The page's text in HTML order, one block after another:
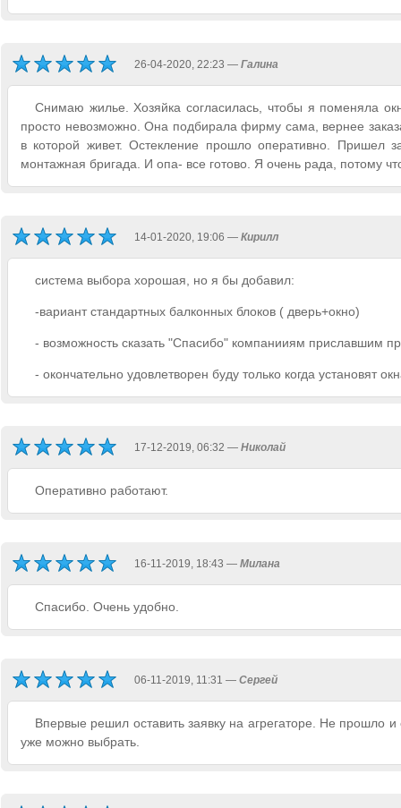
26-04-2020, 22:23 — Галина
Снимаю жилье. Хозяйка согласилась, чтобы я поменяла
просто невозможно. Она подбирала фирму сама, вернее
в которой живет. Остекление прошло оперативно.
монтажная бригада. И опа- все готово. Я очень рада, потому
14-01-2020, 19:06 — Кирилл
система выбора хорошая, но я бы добавил:
-вариант стандартных балконных блоков ( дверь+окно)
- возможность сказать "Спасибо" компанииям приславшим
- окончательно удовлетворен буду только когда установят
17-12-2019, 06:32 — Николай
Оперативно работают.
16-11-2019, 18:43 — Милана
Спасибо. Очень удобно.
06-11-2019, 11:31 — Сергей
Впервые решил оставить заявку на агрегаторе. Не прошло
уже можно выбрать.